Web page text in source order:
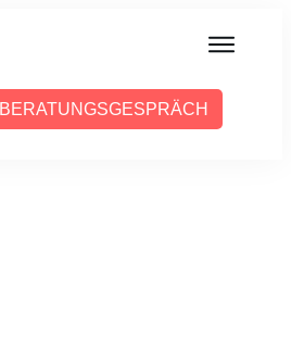
BERATUNGSGESPRÄCH